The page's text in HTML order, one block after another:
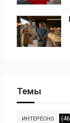
Темы
ИНТЕРЕСНО